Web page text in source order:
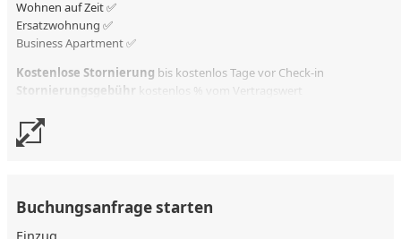
Wohnen auf Zeit ✅
Ersatzwohnung ✅
Business Apartment ✅
Kostenlose Stornierung bis kostenlos Tage vor Check-in
Stornierungsgebühr kostenlos % vom Vertragswert
Buchungsanfrage starten